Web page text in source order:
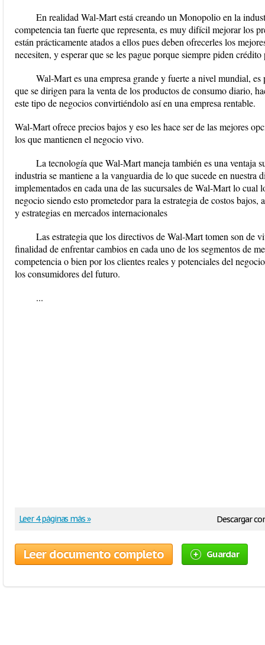
En realidad Wal-Mart está creando un Monopolio en la
competencia tan fuerte que representa, es muy difícil mejorar los
están prácticamente atados a ellos pues deben ofrecerles los
necesiten, y esperar que se les pague porque siempre piden crédito
Wal-Mart es una empresa grande y fuerte a nivel mundial,
que se dirigen para la venta de los productos de consumo diario,
este tipo de negocios convirtiéndolo así en una empresa rentable.
Wal-Mart ofrece precios bajos y eso les hace ser de las mejores
los que mantienen el negocio vivo.
La tecnología que Wal-Mart maneja también es una ventaja
industria se mantiene a la vanguardia de lo que sucede en
implementados en cada una de las sucursales de Wal-Mart lo cual
negocio siendo esto prometedor para la estrategia de costos bajos,
y estrategias en mercados internacionales
Las estrategia que los directivos de Wal-Mart tomen son de
finalidad de enfrentar cambios en cada uno de los segmentos de
competencia o bien por los clientes reales y potenciales del
los consumidores del futuro.
...
Descargar
Leer 4 páginas más »
Leer documento completo Guardar